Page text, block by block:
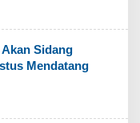
Sidang
Mendatang